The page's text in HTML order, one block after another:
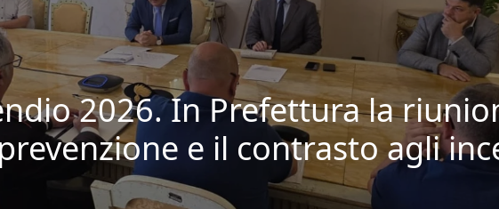
2026. In Prefettura la
e il contrasto agli